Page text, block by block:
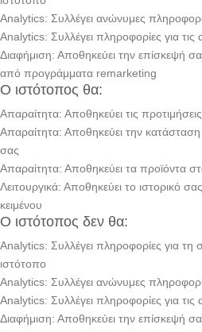
Analytics: Συλλέγει ανώνυμες
Analytics: Συλλέγει πληροφορίες για τις
Διαφήμιση: Αποθηκεύει την επίσκεψή
από προγράμματα remarketing
Ο ιστότοπος θα:
Απαραίτητα: Αποθηκεύει τις
Απαραίτητα: Αποθηκεύει την
σας
Απαραίτητα: Αποθηκεύει τα προϊόντα
Λειτουργικά: Αποθηκεύει το ιστορικό
κειμένου
Ο ιστότοπος δεν θα:
Analytics: Συλλέγει πληροφορίες για
ιστότοπο
Analytics: Συλλέγει ανώνυμες
Analytics: Συλλέγει πληροφορίες για τις
Διαφήμιση: Αποθηκεύει την επίσκεψή